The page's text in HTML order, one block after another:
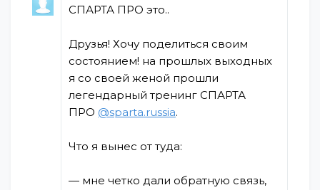
СПАРТА ПРО это..
Друзья! Хочу поделиться своим
состоянием! на прошлых выходных
я со своей женой прошли
легендарный тренинг СПАРТА
ПРО @sparta.russia.
Что я вынес от туда:
— мне четко дали обратную связь,